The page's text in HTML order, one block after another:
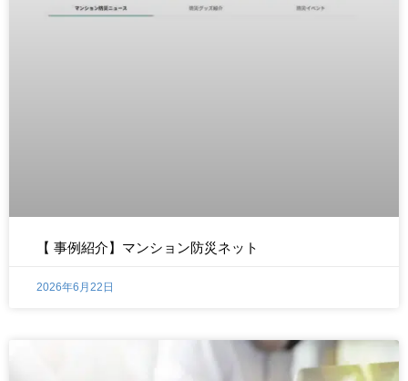
【 事例紹介】マンション防災ネット
2026年6月22日